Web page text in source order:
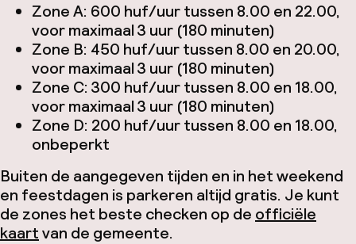
Zone A: 600 huf/uur tussen 8.00 en 22.00,
voor maximaal 3 uur (180 minuten)
Zone B: 450 huf/uur tussen 8.00 en 20.00,
voor maximaal 3 uur (180 minuten)
Zone C: 300 huf/uur tussen 8.00 en 18.00,
voor maximaal 3 uur (180 minuten)
Zone D: 200 huf/uur tussen 8.00 en 18.00,
onbeperkt
Buiten de aangegeven tijden en in het weekend
en feestdagen is parkeren altijd gratis. Je kunt
de zones het beste checken op de officiële
kaartvan de gemeente.